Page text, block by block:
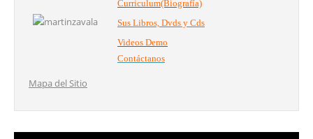
Curriculum(Biografía)
Sus Libros, Dvds y Cds
Videos Demo
Contáctanos
Mapa del Sitio